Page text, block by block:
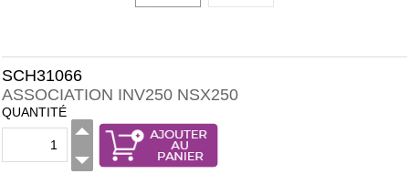
SCH31066
ASSOCIATION INV250 NSX250
QUANTITÉ